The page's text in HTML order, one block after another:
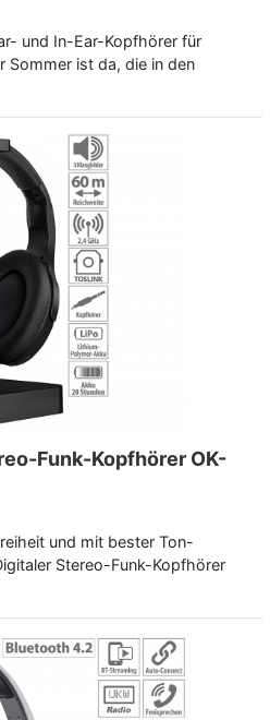
und In-Ear-Kopfhörer für
Sommer ist da, die in den
Funk-Kopfhörer OK-
und mit bester Ton-
Stereo-Funk-Kopfhörer